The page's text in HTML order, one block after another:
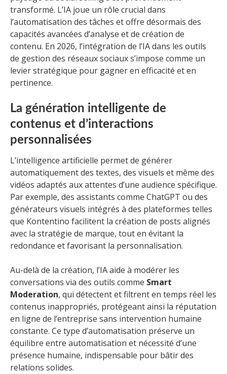
transformé. L’IA joue un rôle crucial dans
l’automatisation des tâches et offre désormais des
capacités avancées d’analyse et de création de
contenu. En 2026, l’intégration de l’IA dans les outils
de gestion des réseaux sociaux s’impose comme un
levier stratégique pour gagner en efficacité et en
pertinence.
La génération intelligente de
contenus et d’interactions
personnalisées
L’intelligence artificielle permet de générer
automatiquement des textes, des visuels et même des
vidéos adaptés aux attentes d’une audience spécifique.
Par exemple, des assistants comme ChatGPT ou des
générateurs visuels intégrés à des plateformes telles
que Kontentino facilitent la création de posts alignés
avec la stratégie de marque, tout en évitant la
redondance et favorisant la personnalisation.
Au-delà de la création, l’IA aide à modérer les
conversations via des outils comme Smart
Moderation, qui détectent et filtrent en temps réel les
contenus inappropriés, protégeant ainsi la réputation
en ligne de l’entreprise sans intervention humaine
constante. Ce type d’automatisation préserve un
équilibre entre automatisation et nécessité d’une
présence humaine, indispensable pour bâtir des
relations solides.